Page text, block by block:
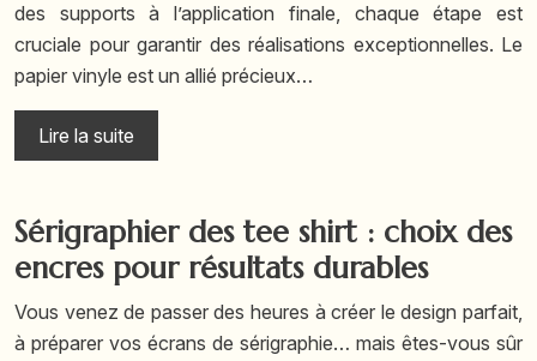
des supports à l’application finale, chaque étape est
cruciale pour garantir des réalisations exceptionnelles. Le
papier vinyle est un allié précieux…
Lire la suite
Sérigraphier des tee shirt : choix des
encres pour résultats durables
Vous venez de passer des heures à créer le design parfait,
à préparer vos écrans de sérigraphie… mais êtes-vous sûr